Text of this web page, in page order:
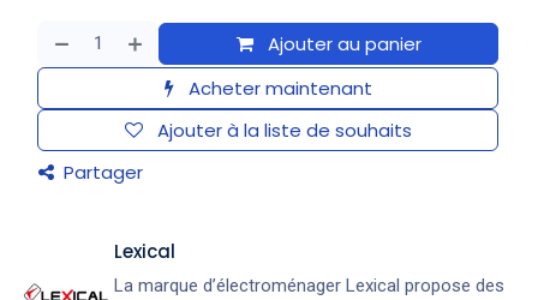
Ajouter au panier
Acheter maintenant
Ajouter à la liste de souhaits
Partager
Lexical
La marque d’électroménager Lexical propose des